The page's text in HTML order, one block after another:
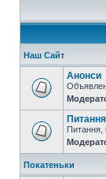
Наш Сайт
Анонси
Питання,
Покатеньки